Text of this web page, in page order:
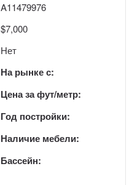
A11479976
$7,000
Нет
На рынке с:
Цена за фут/метр:
Год постройки:
Наличие мебели:
Бассейн: